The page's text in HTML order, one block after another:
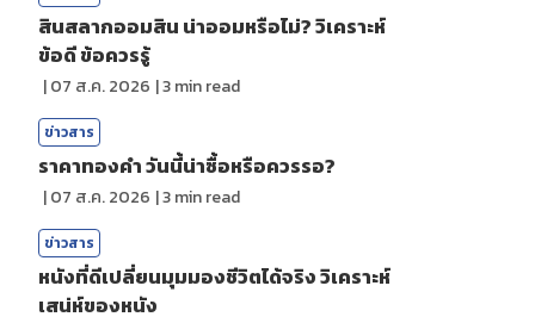
สินสลากออมสิน น่าออมหรือไม่? วิเคราะห์
ข้อดี ข้อควรรู้
|07 ส.ค. 2026 |3min read
ข่าวสาร
ราคาทองคํา วันนี้น่าซื้อหรือควรรอ?
|07 ส.ค. 2026 |3min read
ข่าวสาร
หนังที่ดีเปลี่ยนมุมมองชีวิตได้จริง วิเคราะห์
เสน่ห์ของหนัง